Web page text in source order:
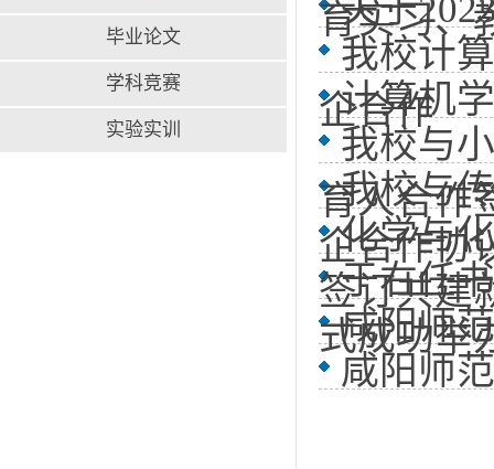
毕业论文
学科竞赛
实验实训
育实习、
关于
我校计
企合作
计算机
我校与
育人合作
我校与
企合作协
化学与
签订共建
于右任
式成功举
咸阳师
咸阳师